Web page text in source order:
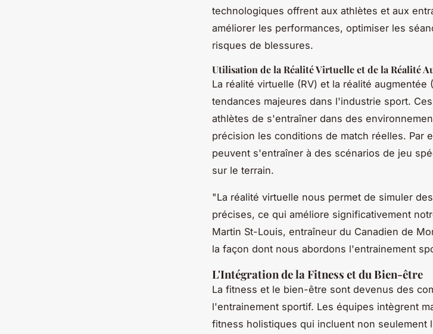
technologiques offrent aux athlètes et aux
améliorer les performances, optimiser les
risques de blessures.
Utilisation de la Réalité Virtuelle et de la Réalité
La réalité virtuelle (RV) et la réalité augmentée
tendances majeures dans l'industrie sport.
athlètes de s'entraîner dans des
précision les conditions de match réelles. Par
peuvent s'entraîner à des scénarios de jeu
sur le terrain.
"La réalité virtuelle nous permet de simuler
précises, ce qui améliore significativement
Martin St-Louis, entraîneur du Canadien de
la façon dont nous abordons l'entrainement
L'Intégration de la Fitness et du Bien-être
La fitness et le bien-être sont devenus des
l'entrainement sportif. Les équipes intègrent
fitness holistiques qui incluent non seulement